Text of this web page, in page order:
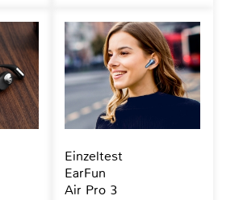
Einzeltest
EarFun
Air Pro 3